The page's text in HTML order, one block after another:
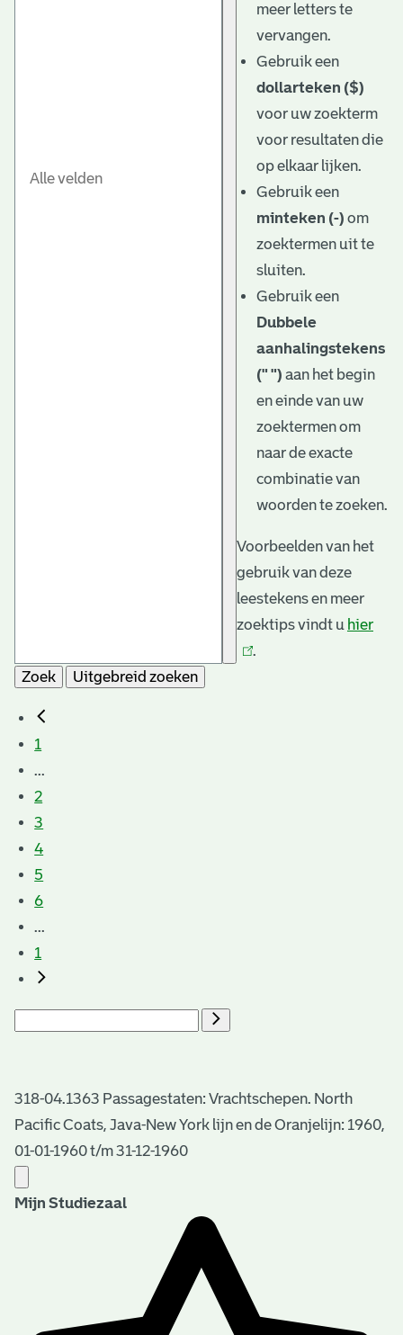
meer letters te
vervangen.
Gebruik een
dollarteken ($)
voor uw zoekterm
voor resultaten die
op elkaar lijken.
Gebruik een
minteken (-) om
zoektermen uit te
sluiten.
Gebruik een
Dubbele
aanhalingstekens
(" ") aan het begin
en einde van uw
zoektermen om
naar de exacte
combinatie van
woorden te zoeken.
Voorbeelden van het
gebruik van deze
leestekens en meer
zoektips vindt u hier
.
Zoek
Uitgebreid zoeken
1
...
2
3
4
5
6
...
1
318-04.1363 Passagestaten: Vrachtschepen. North
Pacific Coats, Java-New York lijn en de Oranjelijn: 1960,
01-01-1960 t/m 31-12-1960
Mijn Studiezaal